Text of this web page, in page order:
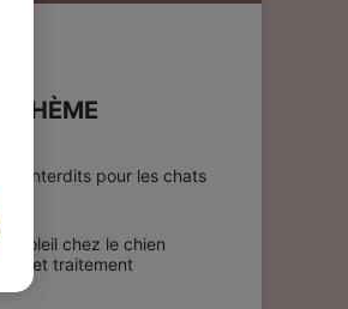
THÈME
interdits pour les chats
soleil chez le chien
et traitement